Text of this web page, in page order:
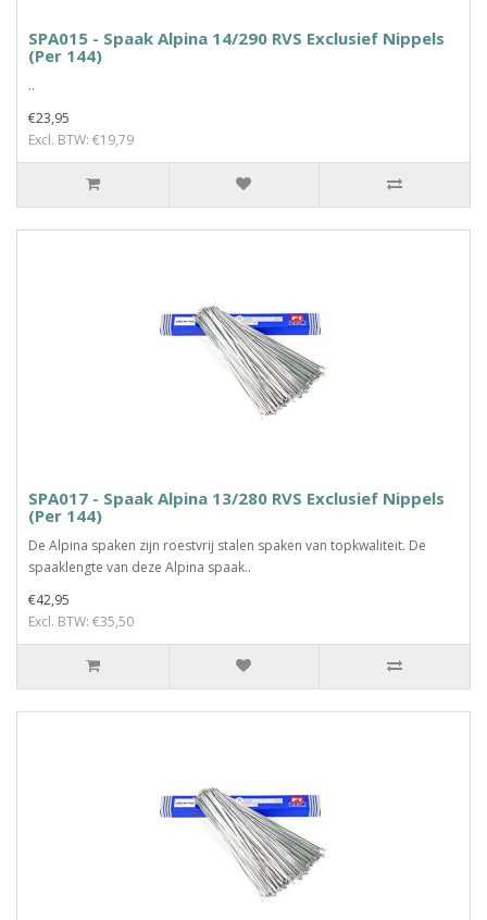
SPA015 - Spaak Alpina 14/290 RVS Exclusief Nippels
(Per 144)
..
€23,95
Excl. BTW: €19,79
SPA017 - Spaak Alpina 13/280 RVS Exclusief Nippels
(Per 144)
De Alpina spaken zijn roestvrij stalen spaken van topkwaliteit. De
spaaklengte van deze Alpina spaak..
€42,95
Excl. BTW: €35,50